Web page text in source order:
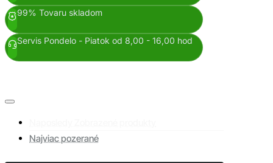
99% Tovaru skladom
Servis Pondelo - Piatok od 8,00 - 16,00 hod
Najviac pozerané